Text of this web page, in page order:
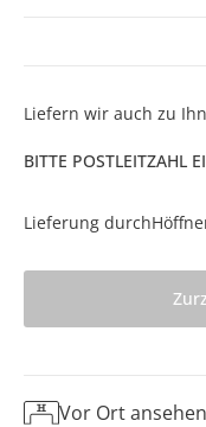
Liefern wir auch zu
BITTE POSTLEITZAHL
Lieferung durch
Vor Ort